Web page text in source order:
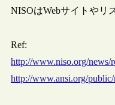
NISOはWebサイトやリ
Ref:
http://www.niso.org/news/
http://www.ansi.org/